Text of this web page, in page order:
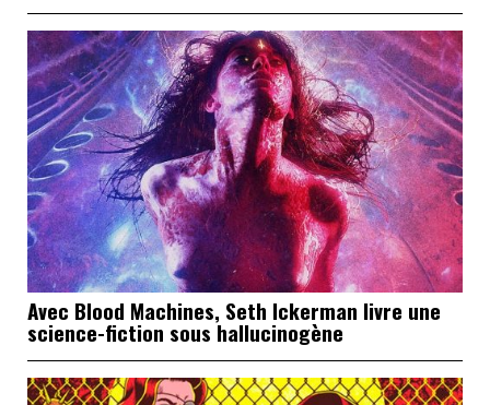
Avec Blood Machines, Seth Ickerman livre une
science-fiction sous hallucinogène